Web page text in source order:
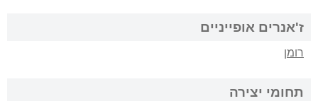
ז'אנרים אופייניים
רומן
תחומי יצירה